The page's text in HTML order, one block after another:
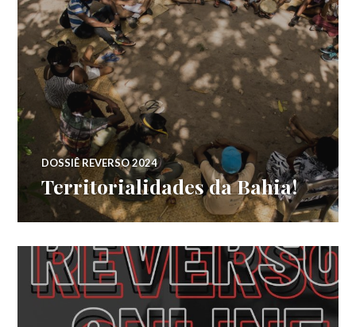
DOSSIÊ REVERSO 2024
Territorialidades da Bahia!